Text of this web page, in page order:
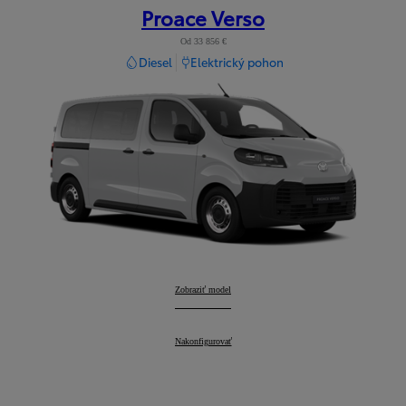
Proace Verso
Od 33 856 €
Diesel Elektrický pohon
Proace Verso:
Zobraziť model
Proace Verso:
Nakonfigurovať